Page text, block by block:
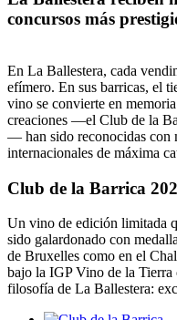
concursos más
En La Ballestera, cada
efímero. En sus barricas, el
vino se convierte en
creaciones —el Club de la
— han sido reconocidas con
internacionales de máxima
Club de la Barrica
Un vino de edición limitada
sido galardonado con
de Bruxelles como en el
bajo la IGP Vino de la Tierra
filosofía de La Ballestera: